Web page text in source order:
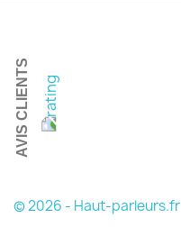
AVIS CLIENTS
© 2026 - Haut-parleurs.fr